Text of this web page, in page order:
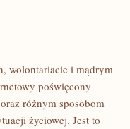
wolontariacie i mądrym
poświęcony
różnym sposobom
życiowej. Jest to